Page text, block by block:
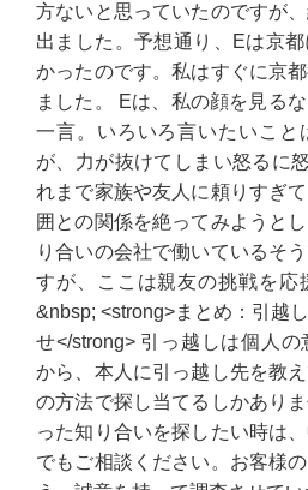
方ないと思っていたのですが
出ました。予想通り、Eは京
かったのです。私はすぐに京
ました。 Eは、私の顔を見る
一言。いろいろ言いたいこと
が、力が抜けてしまい怒るに
れまで家族や友人に頼りすぎ
囲との関係を絶ってみようと
り合いの会社で働いているそ
すが、ここは親友の挑戦を応
&nbsp; <strong>まとめ：引越
せ</strong> 引っ越しは個人
から、本人に引っ越し先を教
の方法で探し当てるしかあり
った知り合いを探したい時は
でもご相談ください。お客様